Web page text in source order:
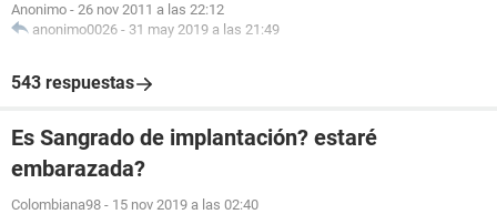
Anonimo - 26 nov 2011 a las 22:12
anonimo0026 - 31 may 2019 a las 21:49
543 respuestas
Es Sangrado de implantación? estaré
embarazada?
Colombiana98 - 15 nov 2019 a las 02:40